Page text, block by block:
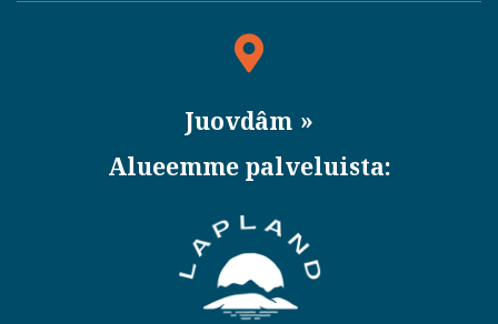
Juovdâm
Alueemme palveluista: